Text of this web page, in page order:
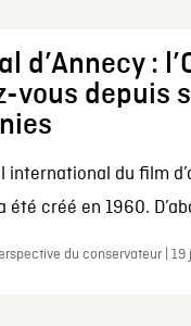
d’Annecy :
vous depuis
international du film
été créé en 1960.
du conservateur | 19